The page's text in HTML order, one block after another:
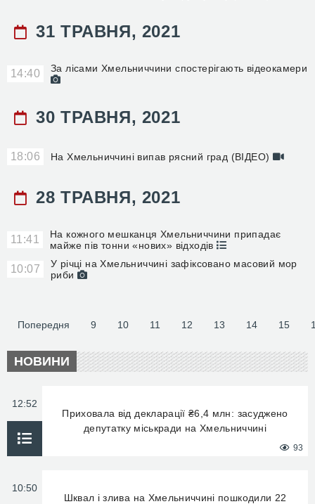
31 ТРАВНЯ, 2021
14:40 За лісами Хмельниччини спостерігають відеокамери
30 ТРАВНЯ, 2021
18:06 На Хмельниччині випав рясний град (ВІДЕО)
28 ТРАВНЯ, 2021
11:41
На кожного мешканця Хмельниччини припадає
майже пів тонни «нових» відходів
10:07
У річці на Хмельниччині зафіксовано масовий мор
риби
Попередня 9 10 11 12 13 14 15
НОВИНИ
12:52
Приховала від декларації ₴6,4 млн: засуджено
депутатку міськради на Хмельниччині
93
10:50
Шквал і злива на Хмельниччині пошкодили 22